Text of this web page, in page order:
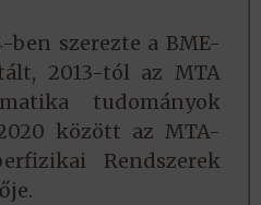
szerezte a BME-
2013-tól az MTA
tudományok
között az MTA-
Rendszerek